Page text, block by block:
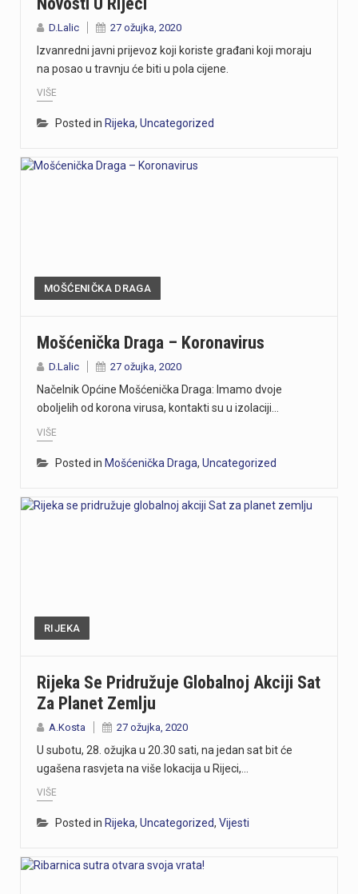
D.Lalic 27 ožujka, 2020
Izvanredni javni prijevoz koji koriste građani koji moraju
na posao u travnju će biti u pola cijene.
VIŠE
Posted in Rijeka, Uncategorized
MOŠĆENIČKA DRAGA
Mošćenička Draga – Koronavirus
D.Lalic 27 ožujka, 2020
Načelnik Općine Mošćenička Draga: Imamo dvoje
oboljelih od korona virusa, kontakti su u izolaciji…
VIŠE
Posted in Mošćenička Draga, Uncategorized
RIJEKA
Rijeka Se Pridružuje Globalnoj Akciji Sat
Za Planet Zemlju
A.Kosta 27 ožujka, 2020
U subotu, 28. ožujka u 20.30 sati, na jedan sat bit će
ugašena rasvjeta na više lokacija u Rijeci,…
VIŠE
Posted in Rijeka, Uncategorized, Vijesti